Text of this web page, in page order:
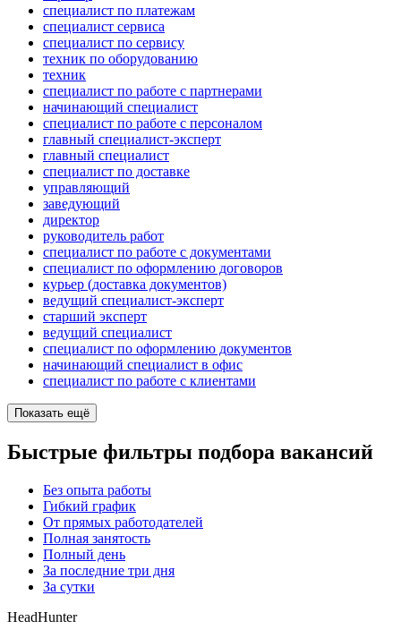
специалист по платежам
специалист сервиса
специалист по сервису
техник по оборудованию
техник
специалист по работе с партнерами
начинающий специалист
специалист по работе с персоналом
главный специалист-эксперт
главный специалист
специалист по доставке
управляющий
заведующий
директор
руководитель работ
специалист по работе с документами
специалист по оформлению договоров
курьер (доставка документов)
ведущий специалист-эксперт
старший эксперт
ведущий специалист
специалист по оформлению документов
начинающий специалист в офис
специалист по работе с клиентами
Показать ещё
Быстрые фильтры подбора вакансий
Без опыта работы
Гибкий график
От прямых работодателей
Полная занятость
Полный день
За последние три дня
За сутки
HeadHunter